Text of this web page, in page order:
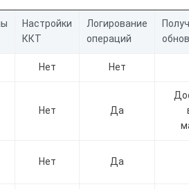
Настройки
ККТ
Логирование
операций
Нет Нет
Нет Да
Нет Да